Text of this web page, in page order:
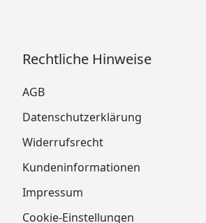
Rechtliche Hinweise
AGB
Datenschutzerklärung
Widerrufsrecht
Kundeninformationen
Impressum
Cookie-Einstellungen